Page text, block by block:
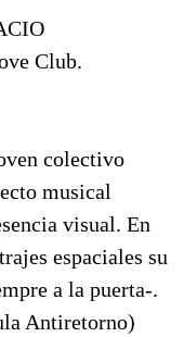
Club.
colectivo
musical
visual. En
espaciales su
a la puerta-.
Antiretorno)